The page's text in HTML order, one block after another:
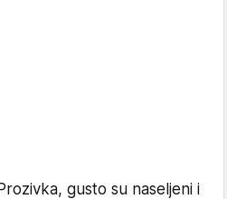
gusto su naseljeni i